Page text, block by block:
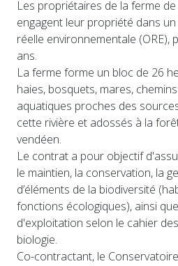
Les propriétaires de la ferme
engagent leur propriété dans
réelle environnementale (ORE),
ans.
La ferme forme un bloc de 26
haies, bosquets, mares,
aquatiques proches des
cette rivière et adossés à la
vendéen.
Le contrat a pour objectif
le maintien, la conservation, la
d’éléments de la biodiversité
fonctions écologiques), ainsi
d'exploitation selon le cahier
biologie.
Co-contractant, le